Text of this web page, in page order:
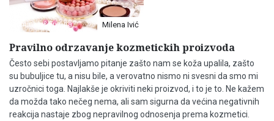
Šminka & Frizura Milena Ivić
Pravilno odrzavanje kozmetickih proizvoda
Često sebi postavljamo pitanje zašto nam se koža upalila, zašto
su bubuljice tu, a nisu bile, a verovatno nismo ni svesni da smo mi
uzročnici toga. Najlakše je okriviti neki proizvod, i to je to. Ne kažem
da možda tako nečeg nema, ali sam sigurna da većina negativnih
reakcija nastaje zbog nepravilnog odnosenja prema kozmetici.